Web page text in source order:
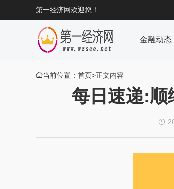
第一经济网欢迎您！
金融动态
当前位置： 首页>正文内容
每日速递:顺
